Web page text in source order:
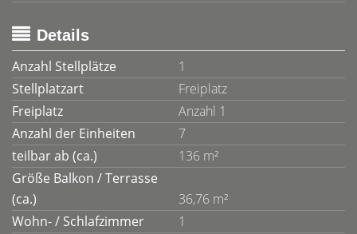
Details
Anzahl Stellplätze
1
Stellplatzart
Freiplatz
Freiplatz
Anzahl 1
Anzahl der Einheiten
7
teilbar ab (ca.)
136 m²
Größe Balkon / Terrasse
(ca.)
36,76 m²
Wohn- / Schlafzimmer
1